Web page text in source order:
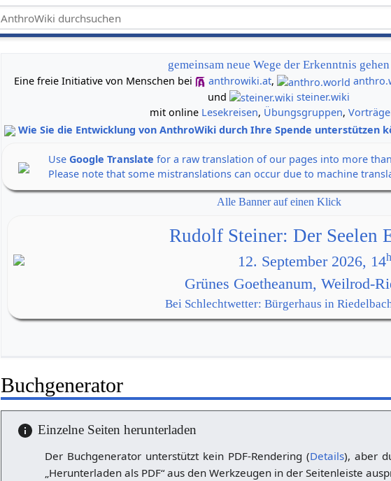
gemeinsam neue Wege der Erkenntnis gehen
Eine freie Initiative von Menschen bei
anthrowiki.at,
und
steiner.wiki
mit online Lesekreisen, Übungsgruppen,
Wie Sie die Entwicklung von AnthroWiki durch Ihre Spende unterstützen
UseGoogle Translate for a raw translation of our pages into more
Please note that some mistranslations can occur due to machine
Alle Banner auf einen Klick
Rudolf Steiner: Der Seelen
12. September 2026, 14h
Grünes Goetheanum, Weilrod-
Bei Schlechtwetter: Bürgerhaus in
Buchgenerator
Einzelne Seiten herunterladen
Der Buchgenerator unterstützt kein PDF-Rendering (Details), aber
„Herunterladen als PDF“ aus den Werkzeugen in der Seitenleiste